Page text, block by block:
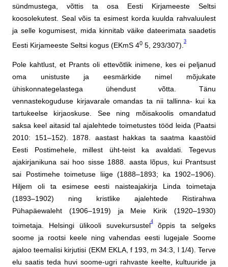
sündmustega, võttis ta osa Eesti Kirjameeste Seltsi
koosolekutest. Seal võis ta esimest korda kuulda rahvaluulest
ja selle kogumisest, mida kinnitab väike dateerimata saadetis
Eesti Kirjameeste Seltsi kogus (EKmS 40 5, 293/307).
3
Pole kahtlust, et Prants oli ettevõtlik inimene, kes ei peljanud
oma unistuste ja eesmärkide nimel mõjukate
ühiskonnategelastega ühendust võtta. Tänu
vennastekoguduse kirjavarale omandas ta nii tallinna- kui ka
tartukeelse kirjaoskuse. See ning mõisakoolis omandatud
saksa keel aitasid tal ajalehtede toimetustes tööd leida (Paatsi
2010: 151–152). 1878. aastast hakkas ta saatma kaastöid
Eesti Postimehele, millest üht-teist ka avaldati. Tegevus
ajakirjanikuna sai hoo sisse 1888. aasta lõpus, kui Prantsust
sai Postimehe toimetuse liige (1888–1893; ka 1902–1906).
Hiljem oli ta esimese eesti naisteajakirja Linda toimetaja
(1893–1902) ning kristlike ajalehtede Ristirahwa
Pühapäewaleht (1906–1919) ja Meie Kirik (1920–1930)
toimetaja. Helsingi ülikooli suvekursustel
4
õppis ta selgeks
soome ja rootsi keele ning vahendas eesti lugejale Soome
ajaloo teemalisi kirjutisi (EKM EKLA, f 193, m 34:3, l 1/4). Terve
elu saatis teda huvi soome-ugri rahvaste keelte, kultuuride ja